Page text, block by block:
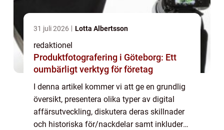
31 juli 2026 Lotta Albertsson
redaktionel
Produktfotografering i Göteborg: Ett
oumbärligt verktyg för företag
I denna artikel kommer vi att ge en grundlig
översikt, presentera olika typer av digital
affärsutveckling, diskutera deras skillnader
och historiska för/nackdelar samt inkludera